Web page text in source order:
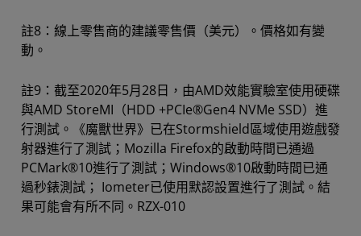
註8：線上零售商的建議零售價（美元）。價格如有變
動。
註9：截至2020年5月28日，由AMD效能實驗室使用硬碟
與AMD StoreMI（HDD +PCIe®Gen4 NVMe SSD）進
行測試。《魔獸世界》已在Stormshield區域使用遊戲發
射器進行了測試；Mozilla Firefox的啟動時間已通過
PCMark®10進行了測試；Windows®10啟動時間已通
過秒錶測試； Iometer已使用默認設置進行了測試。結
果可能會有所不同。RZX-010